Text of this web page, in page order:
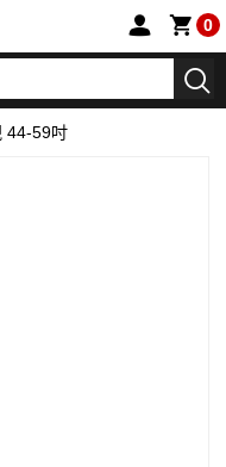
0
44-59吋